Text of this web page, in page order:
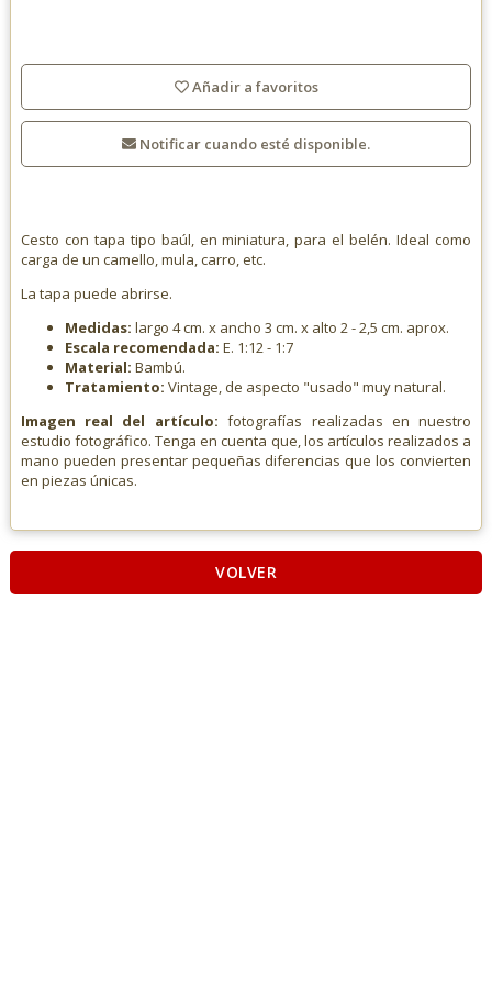
Añadir a favoritos
Notificar cuando esté disponible.
Cesto con tapa tipo baúl, en miniatura, para el belén. Ideal como
carga de un camello, mula, carro, etc.
La tapa puede abrirse.
Medidas: largo 4 cm. x ancho 3 cm. x alto 2 - 2,5 cm. aprox.
Escala recomendada: E. 1:12 - 1:7
Material: Bambú.
Tratamiento: Vintage, de aspecto "usado" muy natural.
Imagen real del artículo: fotografías realizadas en nuestro
estudio fotográfico. Tenga en cuenta que, los artículos realizados a
mano pueden presentar pequeñas diferencias que los convierten
en piezas únicas.
VOLVER